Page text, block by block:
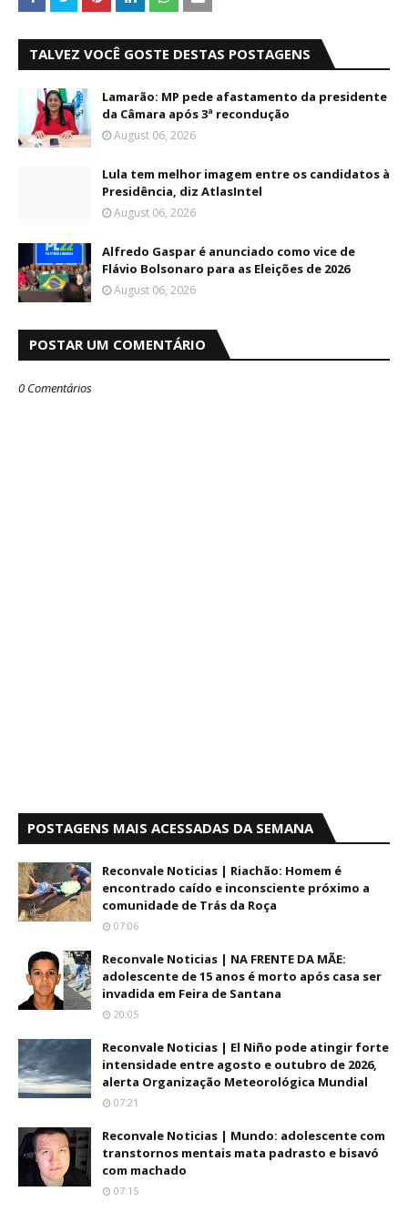
TALVEZ VOCÊ GOSTE DESTAS POSTAGENS
Lamarão: MP pede afastamento da presidente
da Câmara após 3ª recondução
August 06, 2026
Lula tem melhor imagem entre os candidatos à
Presidência, diz AtlasIntel
August 06, 2026
Alfredo Gaspar é anunciado como vice de
Flávio Bolsonaro para as Eleições de 2026
August 06, 2026
POSTAR UM COMENTÁRIO
0 Comentários
POSTAGENS MAIS ACESSADAS DA SEMANA
Reconvale Noticias | Riachão: Homem é
encontrado caído e inconsciente próximo a
comunidade de Trás da Roça
07:06
Reconvale Noticias | NA FRENTE DA MÃE:
adolescente de 15 anos é morto após casa ser
invadida em Feira de Santana
20:05
Reconvale Noticias | El Niño pode atingir forte
intensidade entre agosto e outubro de 2026,
alerta Organização Meteorológica Mundial
07:21
Reconvale Noticias | Mundo: adolescente com
transtornos mentais mata padrasto e bisavó
com machado
07:15